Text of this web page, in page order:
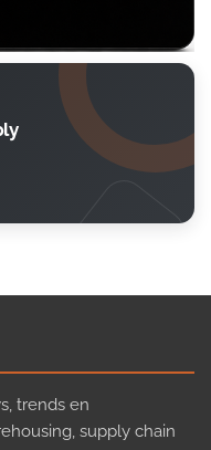
trends en
supply chain